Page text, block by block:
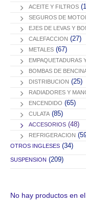
ACEITE Y FILTROS
SEGUROS DE
EJES DE LEVAS Y
CALEFACCION (27)
METALES (67)
EMPAQUETADURAS
BOMBAS DE
DISTRIBUCION (25)
RADIADORES Y
ENCENDIDO (65)
CULATA (85)
ACCESORIOS (48)
REFRIGERACION
OTROS INGLESES (34)
SUSPENSION (209)
No hay productos en